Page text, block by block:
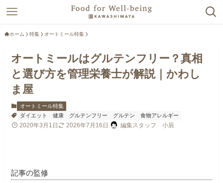
ホーム 特集 オートミール特集
オートミールはグルテンフリー？真相
と選び方を管理栄養士が解説｜かわし
ま屋
オートミール特集
ダイエット
健康 グルテンフリー グルテン 食物アレルギー
2020年3月1日 2026年7月16日 編集スタッフ 小辰
記事の監修